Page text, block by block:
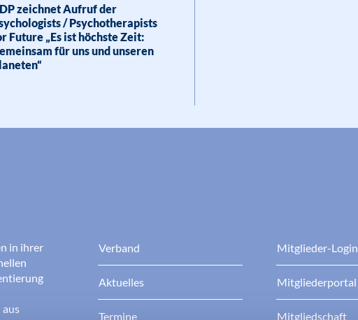
zeichnet Aufruf der
/ Psychotherapists
Future „Es ist höchste Zeit:
für uns und unseren
in ihrer
Verband
Aktuelles
Termine
Mitglieder-Login
Mitgliederportal
Mitgliedschaft